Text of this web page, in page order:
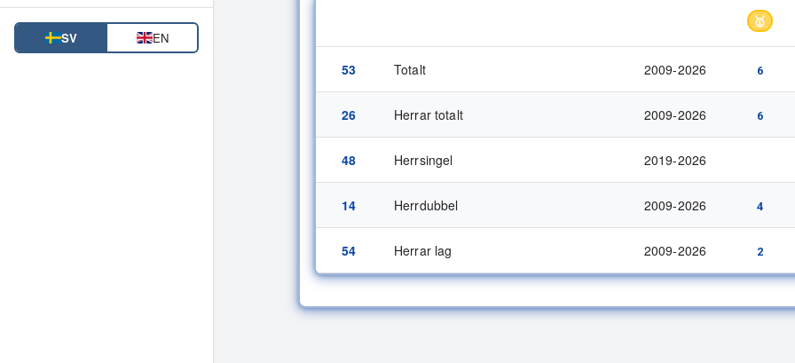
SV EN
🥇
53 Totalt 2009-2026 6
26 Herrar totalt 2009-2026 6
48 Herrsingel 2019-2026
14 Herrdubbel 2009-2026 4
54 Herrar lag 2009-2026 2